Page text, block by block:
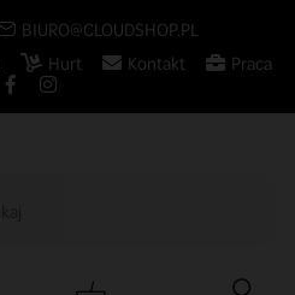
BIURO@CLOUDSHOP.PL
Hurt Kontakt Praca